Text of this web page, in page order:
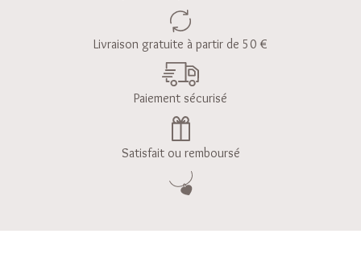
Livraison gratuite à partir de 50 €
Paiement sécurisé
Satisfait ou remboursé